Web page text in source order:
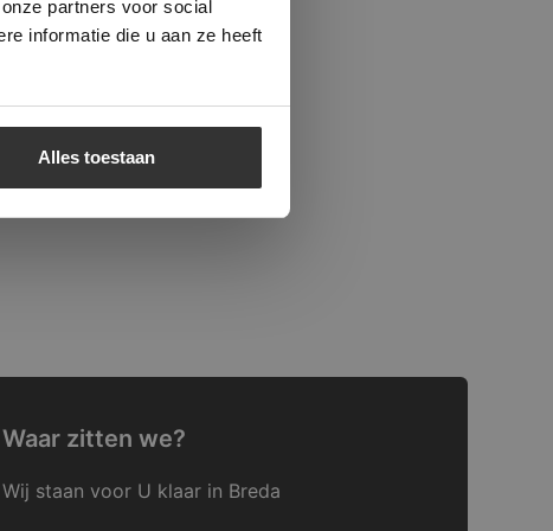
partners voor social
informatie die u aan ze heeft
Alles toestaan
Waar zitten we?
Wij staan voor U klaar in Breda